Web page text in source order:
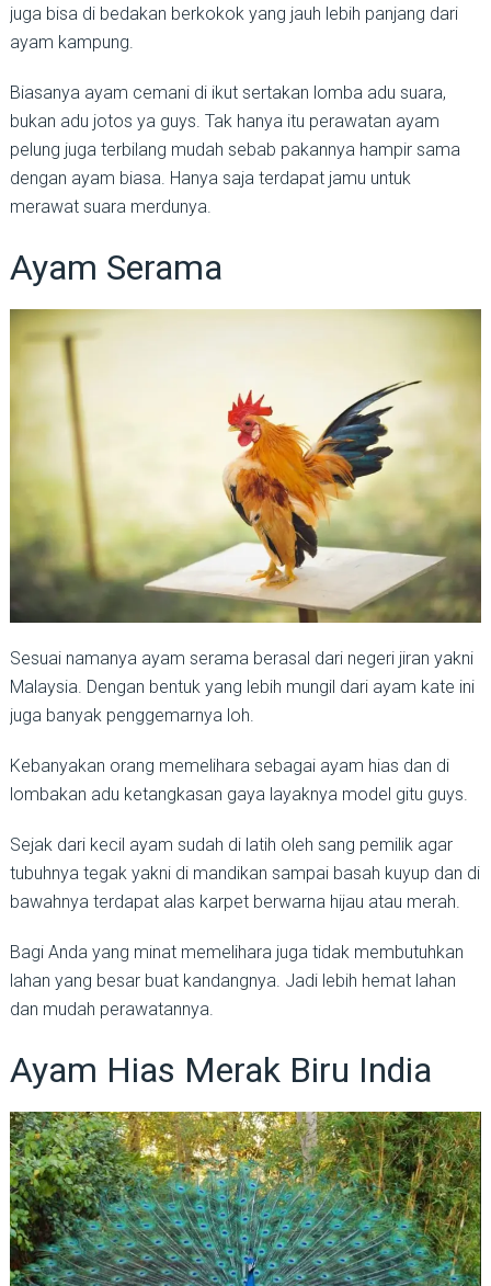
juga bisa di bedakan berkokok yang jauh lebih panjang dari
ayam kampung.
Biasanya ayam cemani di ikut sertakan lomba adu suara,
bukan adu jotos ya guys. Tak hanya itu perawatan ayam
pelung juga terbilang mudah sebab pakannya hampir sama
dengan ayam biasa. Hanya saja terdapat jamu untuk
merawat suara merdunya.
Ayam Serama
Sesuai namanya ayam serama berasal dari negeri jiran yakni
Malaysia. Dengan bentuk yang lebih mungil dari ayam kate ini
juga banyak penggemarnya loh.
Kebanyakan orang memelihara sebagai ayam hias dan di
lombakan adu ketangkasan gaya layaknya model gitu guys.
Sejak dari kecil ayam sudah di latih oleh sang pemilik agar
tubuhnya tegak yakni di mandikan sampai basah kuyup dan di
bawahnya terdapat alas karpet berwarna hijau atau merah.
Bagi Anda yang minat memelihara juga tidak membutuhkan
lahan yang besar buat kandangnya. Jadi lebih hemat lahan
dan mudah perawatannya.
Ayam Hias Merak Biru India